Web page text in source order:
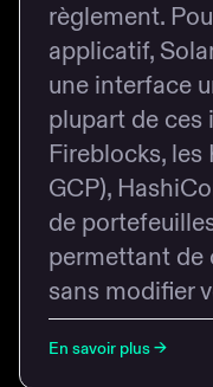
règlement.
applicatif,
une interface
plupart de
Fireblocks,
GCP),
de
permettant de
sans modifier
En savoir plus→